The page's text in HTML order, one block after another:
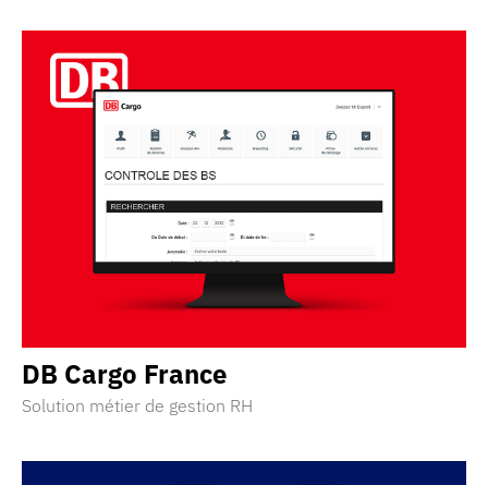
DB Cargo France
Solution métier de gestion RH